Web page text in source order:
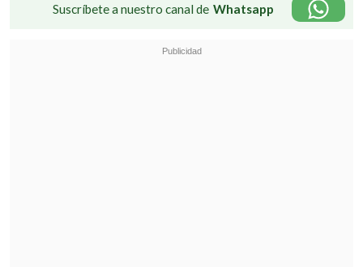
Suscríbete a nuestro canal de Whatsapp